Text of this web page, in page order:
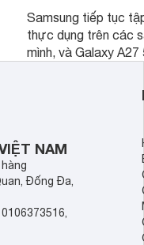
Samsung tiếp tục
thực dụng trên các
mình, và Galaxy
tới cho người dùng
lượng với nhiều
NAM
Đống Đa,